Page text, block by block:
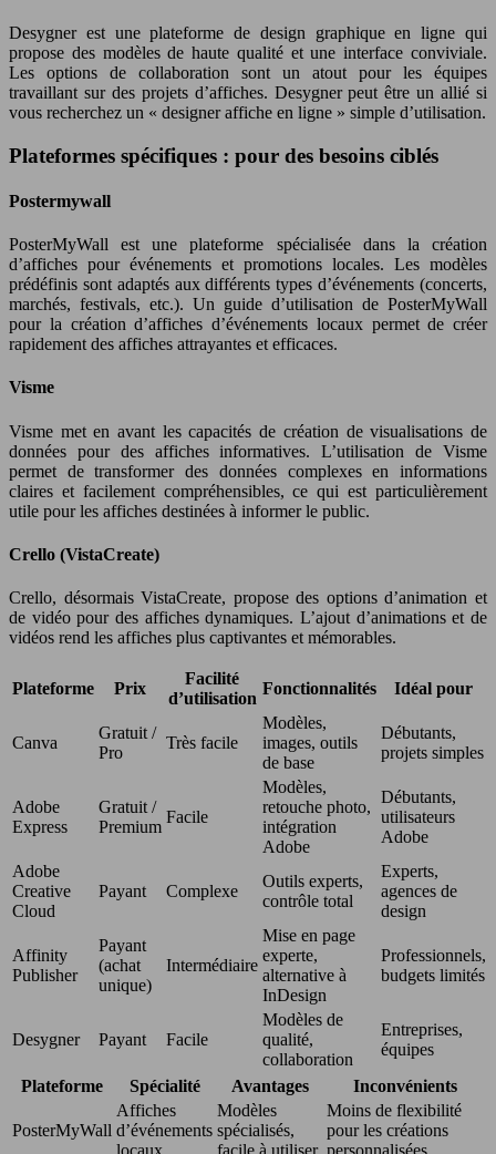
Desygner est une plateforme de design graphique en ligne qui
propose des modèles de haute qualité et une interface conviviale.
Les options de collaboration sont un atout pour les équipes
travaillant sur des projets d’affiches. Desygner peut être un allié si
vous recherchez un « designer affiche en ligne » simple d’utilisation.
Plateformes spécifiques : pour des besoins ciblés
Postermywall
PosterMyWall est une plateforme spécialisée dans la création
d’affiches pour événements et promotions locales. Les modèles
prédéfinis sont adaptés aux différents types d’événements (concerts,
marchés, festivals, etc.). Un guide d’utilisation de PosterMyWall
pour la création d’affiches d’événements locaux permet de créer
rapidement des affiches attrayantes et efficaces.
Visme
Visme met en avant les capacités de création de visualisations de
données pour des affiches informatives. L’utilisation de Visme
permet de transformer des données complexes en informations
claires et facilement compréhensibles, ce qui est particulièrement
utile pour les affiches destinées à informer le public.
Crello (VistaCreate)
Crello, désormais VistaCreate, propose des options d’animation et
de vidéo pour des affiches dynamiques. L’ajout d’animations et de
vidéos rend les affiches plus captivantes et mémorables.
Plateforme Prix
Facilité
d’utilisation
Fonctionnalités Idéal pour
Canva
Gratuit /
Pro
Très facile
Modèles,
images, outils
de base
Débutants,
projets simples
Adobe
Express
Gratuit /
Premium
Facile
Modèles,
retouche photo,
intégration
Adobe
Débutants,
utilisateurs
Adobe
Adobe
Creative
Cloud
Payant Complexe
Outils experts,
contrôle total
Experts,
agences de
design
Affinity
Publisher
Payant
(achat
unique)
Intermédiaire
Mise en page
experte,
alternative à
InDesign
Professionnels,
budgets limités
Desygner Payant Facile
Modèles de
qualité,
collaboration
Entreprises,
équipes
Plateforme
Spécialité Avantages Inconvénients
PosterMyWall
Affiches
d’événements
Modèles
spécialisés,
Moins de flexibilité
pour les créations